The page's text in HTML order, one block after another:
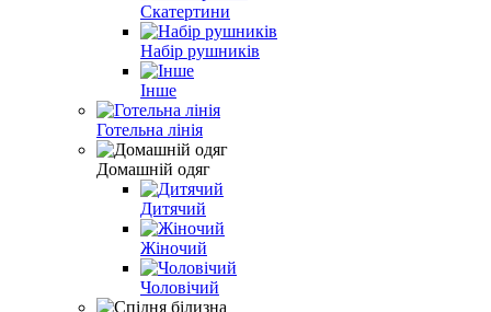
Скатертини
Набір рушників
Інше
Готельна лінія
Домашній одяг
Дитячий
Жіночий
Чоловічий